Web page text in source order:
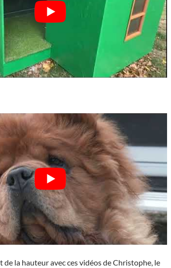
la hauteur avec ces vidéos de Christophe, le